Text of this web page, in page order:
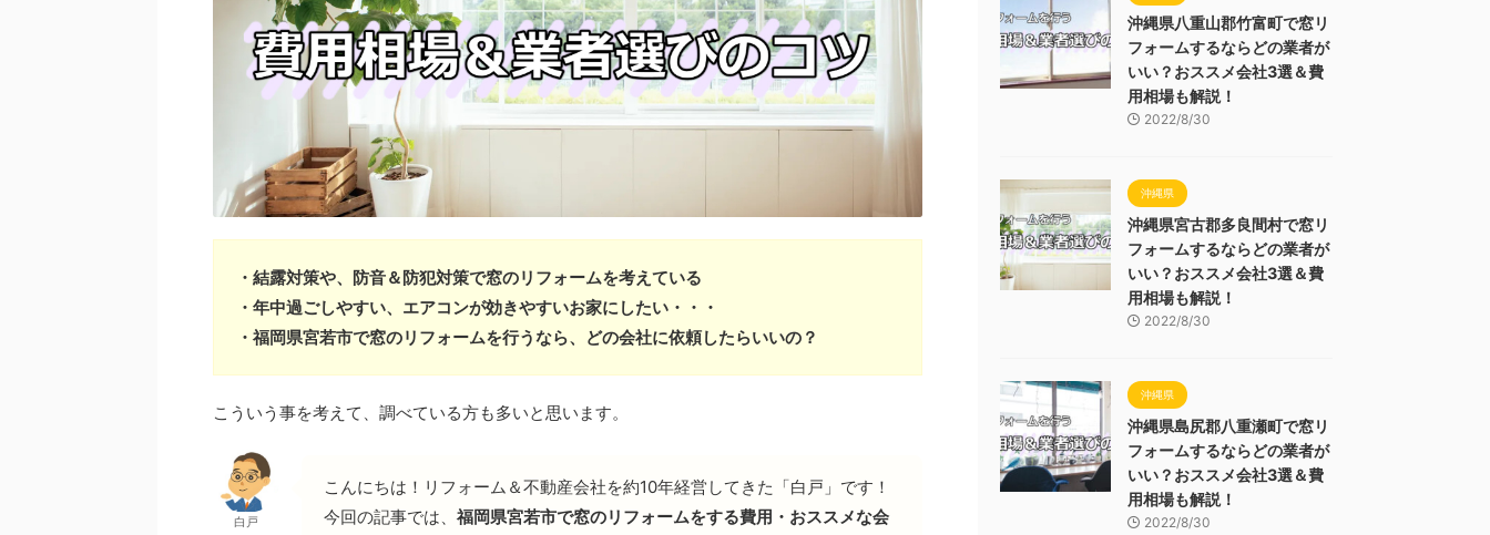
・結露対策や、防音＆防犯対策で窓のリフォームを考えている
・年中過ごしやすい、エアコンが効きやすいお家にしたい・・・
・福岡県宮若市で窓のリフォームを行うなら、どの会社に依頼したらいいの？
こういう事を考えて、調べている方も多いと思います。
白戸
こんにちは！リフォーム＆不動産会社を約10年経営してきた「白戸」です！
今回の記事では、 福岡県宮若市で窓のリフォームをする費用・おススメな会
沖縄県八重山郡竹富町で窓リ
フォームするならどの業者が
いい？おススメ会社3選＆費
用相場も解説！
2022/8/30
沖縄県
沖縄県宮古郡多良間村で窓リ
フォームするならどの業者が
いい？おススメ会社3選＆費
用相場も解説！
2022/8/30
沖縄県
沖縄県島尻郡八重瀬町で窓リ
フォームするならどの業者が
いい？おススメ会社3選＆費
用相場も解説！
2022/8/30